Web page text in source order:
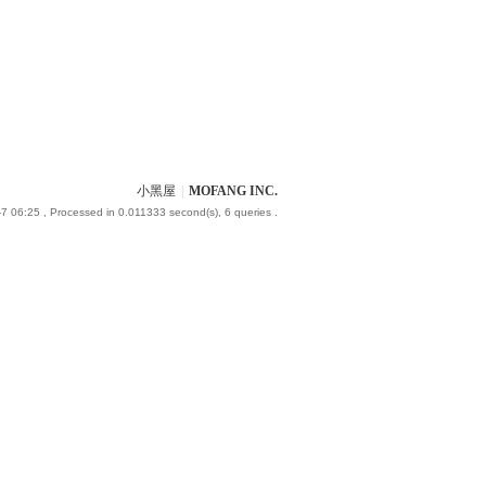
小黑屋 MOFANG INC.
06:25 , Processed in 0.011333 second(s), 6 queries .